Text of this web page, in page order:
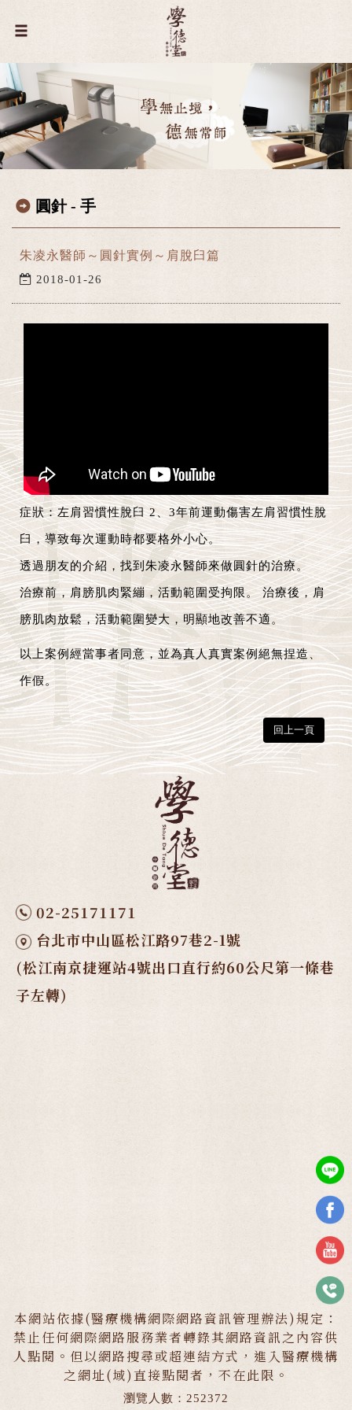
圓針 - 手
朱凌永醫師～圓針實例～肩脫臼篇
2018-01-26
症狀：左肩習慣性脫臼 2、3年前運動傷害左肩習慣性脫
臼，導致每次運動時都要格外小心。
透過朋友的介紹，找到朱凌永醫師來做圓針的治療。
治療前，肩膀肌肉緊繃，活動範圍受拘限。 治療後，肩
膀肌肉放鬆，活動範圍變大，明顯地改善不適。
以上案例經當事者同意，並為真人真實案例絕無捏造、
作假。
回上一頁
02-25171171
台北市中山區松江路97巷2-1號
(松江南京捷運站4號出口直行約60公尺第一條巷
子左轉)
本網站依據(醫療機構網際網路資訊管理辦法)規定：
禁止任何網際網路服務業者轉錄其網路資訊之內容供
人點閱。但以網路搜尋或超連結方式，進入醫療機構
之網址(域)直接點閱者，不在此限。
瀏覽人數：252372